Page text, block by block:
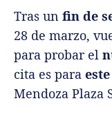
Tras un fin de
28 de marzo,
para probar el
cita es para
Mendoza Plaza